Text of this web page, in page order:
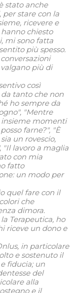
stato anche
per stare con la
ricevere e
chiesto
mi sono fatta
più spesso.
più di
così
da tanto che non
ho sempre da
", "Mentre
insieme momenti
farne?", "È
un rovescio,
, "Il lavoro a maglia
con mia
fatto
un modo per
quel fare con il
che
dimora.
Terapeutica, ho
riceve un dono e
in particolare
e sostenuto il
fiducia; un
del
alla
e il